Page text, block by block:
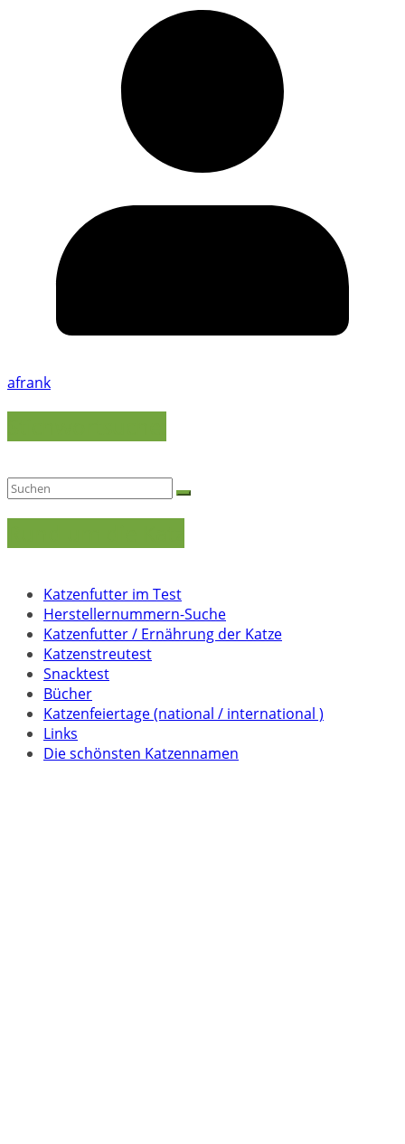
afrank
Katzenfutter im Test
Herstellernummern-Suche
Katzenfutter / Ernährung der Katze
Katzenstreutest
Snacktest
Bücher
Katzenfeiertage (national / international )
Links
Die schönsten Katzennamen